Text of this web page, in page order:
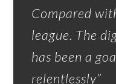
Compared
league. The
has been a
relentlessly”